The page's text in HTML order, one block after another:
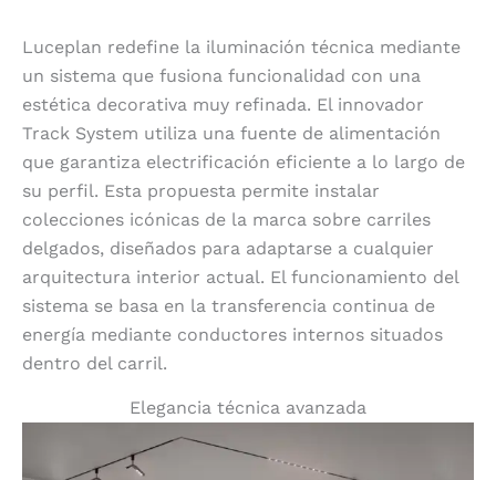
Luceplan redefine la iluminación técnica mediante
un sistema que fusiona funcionalidad con una
estética decorativa muy refinada. El innovador
Track System utiliza una fuente de alimentación
que garantiza electrificación eficiente a lo largo de
su perfil. Esta propuesta permite instalar
colecciones icónicas de la marca sobre carriles
delgados, diseñados para adaptarse a cualquier
arquitectura interior actual. El funcionamiento del
sistema se basa en la transferencia continua de
energía mediante conductores internos situados
dentro del carril.
Elegancia técnica avanzada